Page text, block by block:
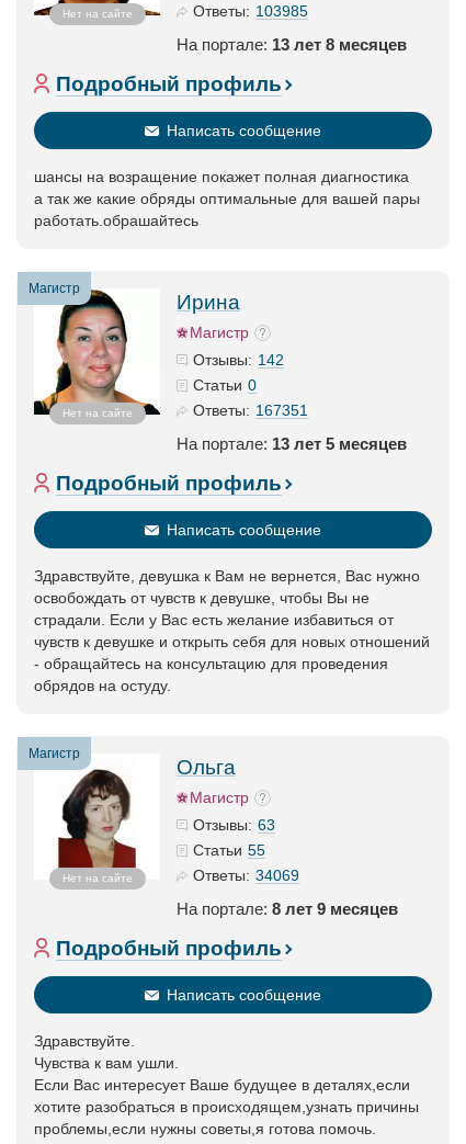
Нет на сайте
Ответы: 103985
На портале: 13 лет 8 месяцев
Подробный профиль
Написать сообщение
шансы на возращение покажет полная диагностика
а так же какие обряды оптимальные для вашей пары
работать.обрашайтесь
Магистр
Нет на сайте
Ирина
Магистр
Отзывы: 142
Статьи 0
Ответы: 167351
На портале: 13 лет 5 месяцев
Подробный профиль
Написать сообщение
Здравствуйте, девушка к Вам не вернется, Вас нужно
освобождать от чувств к девушке, чтобы Вы не
страдали. Если у Вас есть желание избавиться от
чувств к девушке и открыть себя для новых отношений
- обращайтесь на консультацию для проведения
обрядов на остуду.
Магистр
Нет на сайте
Ольга
Магистр
Отзывы: 63
Статьи 55
Ответы: 34069
На портале: 8 лет 9 месяцев
Подробный профиль
Написать сообщение
Здравствуйте.
Чувства к вам ушли.
Если Вас интересует Ваше будущее в деталях,если
хотите разобраться в происходящем,узнать причины
проблемы,если нужны советы,я готова помочь.